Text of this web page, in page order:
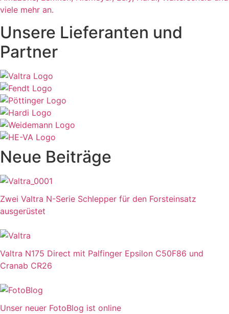
viele mehr an.
Unsere Lieferanten und
Partner
Neue Beiträge
Zwei Valtra N-Serie Schlepper für den Forsteinsatz
ausgerüstet
Valtra N175 Direct mit Palfinger Epsilon C50F86 und
Cranab CR26
Unser neuer FotoBlog ist online